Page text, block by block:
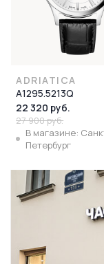
ADRIATICA
A1295.5213Q
22 320 руб.
27 900 руб.
В магазине:
Петербург